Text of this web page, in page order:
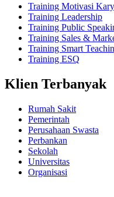
Training Motivasi
Training Leadership
Training Public
Training Sales &
Training Smart
Training ESQ
Klien Terbanyak
Rumah Sakit
Pemerintah
Perusahaan Swasta
Perbankan
Sekolah
Universitas
Organisasi